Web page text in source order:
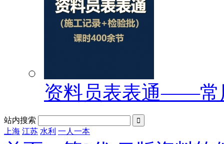
资料员表表通——常
站内搜索 
上海 江苏 水利 一人一本